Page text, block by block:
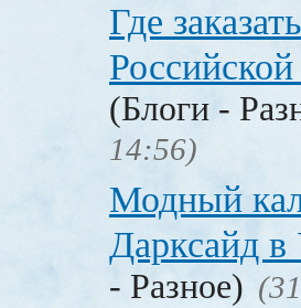
Где
(Блоги -
14:56)
Модный
Дарксайд в
- Разное)